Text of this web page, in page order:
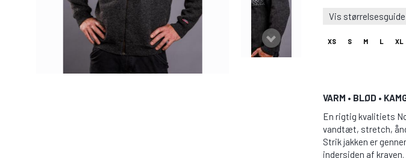
Vis størrelsesguide
XS S M L XL
VARM • BLØD •
En rigtig kvalitiets
vandtæt, stretch,
Strik jakken er
indersiden af kraven.